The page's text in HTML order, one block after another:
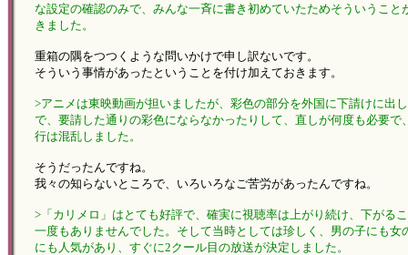
な設定の確認のみで、みんな一斉に書き初めていたためそういうこと
きました。
重箱の隅をつつくような問いかけで申し訳ないです。
そういう事情があったということを付け加えておきます。
>アニメは東映動画が担いましたが、彩色の部分を外国に下請けに出
で、要請した通りの彩色にならなかったりして、直しが何度も必要で
行は混乱しました。
そうだったんですね。
我々の知らないところで、いろいろなご苦労があったんですね。
>「カリメロ」はとても好評で、確実に視聴率は上がり続け、下がる
一度もありませんでした。そして当時としては珍しく、男の子にも女
にも人気があり、すぐに2クール目の放送が決定しました。